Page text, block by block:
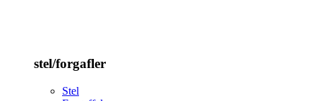
stel/forgafler
Stel